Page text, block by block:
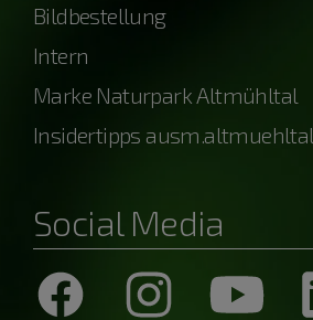
Bildbestellung
Intern
Marke Naturpark Altmühltal
Insidertipps ausm.altmuehltal
Social Media